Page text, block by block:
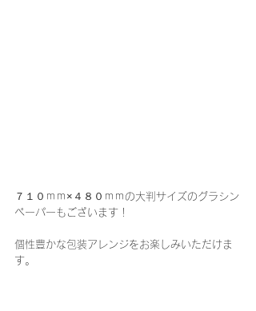
７１０ｍｍ×４８０ｍｍの大判サイズのグラシン
ペーパーもございます！
個性豊かな包装アレンジをお楽しみいただけま
す。